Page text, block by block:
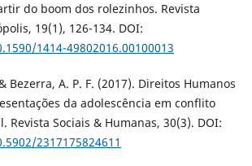
do boom dos rolezinhos. Revista
19(1), 126-134. DOI:
1414-49802016.00100013
Bezerra, A. P. F. (2017). Direitos Humanos
da adolescência em conflito
Revista Sociais & Humanas, 30(3). DOI:
2317175824611